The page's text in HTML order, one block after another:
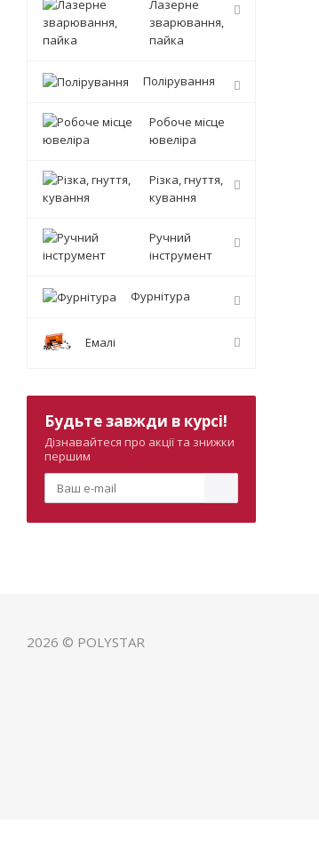
Лазерне
зварювання,
пайка
Полірування
Робоче місце
ювеліра
Різка, гнуття,
кування
Ручний
інструмент
Фурнітура
Емалі
Будьте завжди в курсі!
Дізнавайтеся про акції та знижки
першим
2026 © POLYSTAR